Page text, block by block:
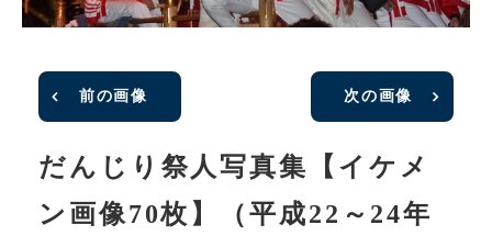
前の画像 次の画像
だんじり祭人写真集【イケメ
ン画像70枚】（平成22～24年